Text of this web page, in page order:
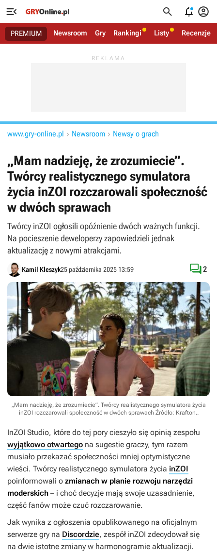
   
PREMIUM Newsroom Gry Rankingi Listy Recenzje
www.gry-online.pl  Newsroom  Newsy o grach
„Mam nadzieję, że zrozumiecie”.
Twórcy realistycznego symulatora
życia inZOI rozczarowali społeczność
w dwóch sprawach
Twórcy inZOI ogłosili opóźnienie dwóch ważnych funkcji.
Na pocieszenie deweloperzy zapowiedzieli jednak
aktualizację z nowymi atrakcjami.
Kamil Kleszyk25 października 2025 13:59 2
„Mam nadzieję, że zrozumiecie”. Twórcy realistycznego symulatora życia
inZOI rozczarowali społeczność w dwóch sprawach Źródło: Krafton..
InZOI Studio, które do tej pory cieszyło się opinią zespołu
wyjątkowo otwartego na sugestie graczy, tym razem
musiało przekazać społeczności mniej optymistyczne
wieści. Twórcy realistycznego symulatora życia inZOI
poinformowali o zmianach w planie rozwoju narzędzi
moderskich – i choć decyzje mają swoje uzasadnienie,
część fanów może czuć rozczarowanie.
Jak wynika z ogłoszenia opublikowanego na oficjalnym
serwerze gry na Discordzie, zespół inZOI zdecydował się
na dwie istotne zmiany w harmonogramie aktualizacji.